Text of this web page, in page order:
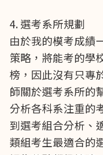
4. 選考系所規劃
由於我的模考成績
策略，將能考的學
榜，因此沒有只專
師關於選考系所的
分析各科系注重的
到選考組合分析、
類組考生最適合的